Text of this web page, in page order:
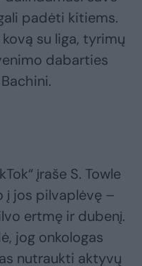
padėti kitiems.
su liga, tyrimų
dabarties
įraše S. Towle
į jos pilvaplėvę –
ertmę ir dubenį.
jog onkologas
nutraukti aktyvų